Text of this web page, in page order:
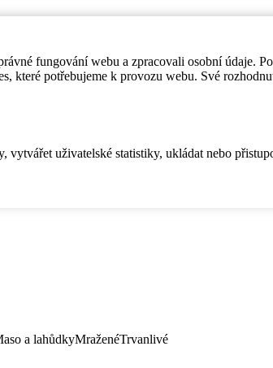
fungování webu a zpracovali osobní údaje.
které potřebujeme k provozu webu. Své
uživatelské statistiky, ukládat nebo
a lahůdkyMraženéTrvanlivé